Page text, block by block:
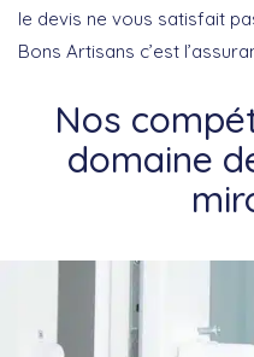
le devis ne vous satisfait
Bons Artisans c’est
Nos
domaine